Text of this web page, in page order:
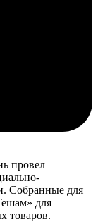
провел
Собранные для
для
товаров.